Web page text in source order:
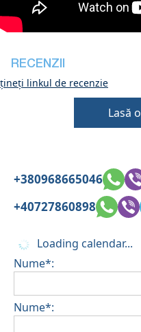
numai după
Animalele de
RECENZII
linkul de recenzie
Lasă
+380968665046
+40727860898
Loading calendar...
Nume*:
Nume*: